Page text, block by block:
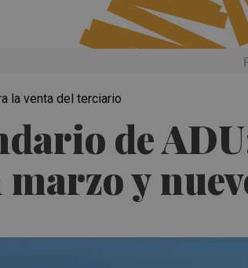
de
y
la venta del terciario